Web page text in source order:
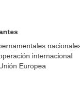
internacional
Europea